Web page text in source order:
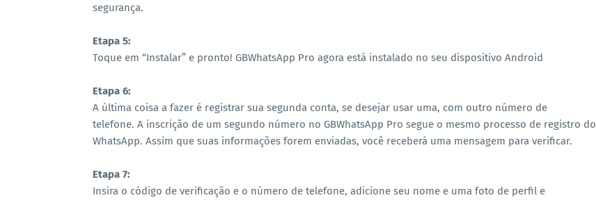
segurança.
Etapa 5:
Toque em “Instalar” e pronto! GBWhatsApp Pro agora está instalado no seu dispositivo Android
Etapa 6:
A última coisa a fazer é registrar sua segunda conta, se desejar usar uma, com outro número de
telefone. A inscrição de um segundo número no GBWhatsApp Pro segue o mesmo processo de registro do
WhatsApp. Assim que suas informações forem enviadas, você receberá uma mensagem para verificar.
Etapa 7:
Insira o código de verificação e o número de telefone, adicione seu nome e uma foto de perfil e